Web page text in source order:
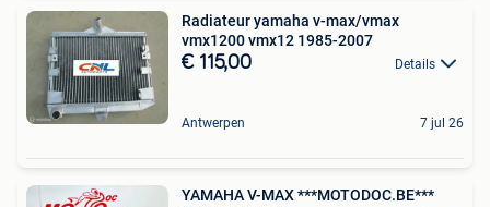
Radiateur yamaha v-max/vmax
vmx1200 vmx12 1985-2007
€ 115,00 Details
Antwerpen 7 jul 26
YAMAHA V-MAX ***MOTODOC.BE***